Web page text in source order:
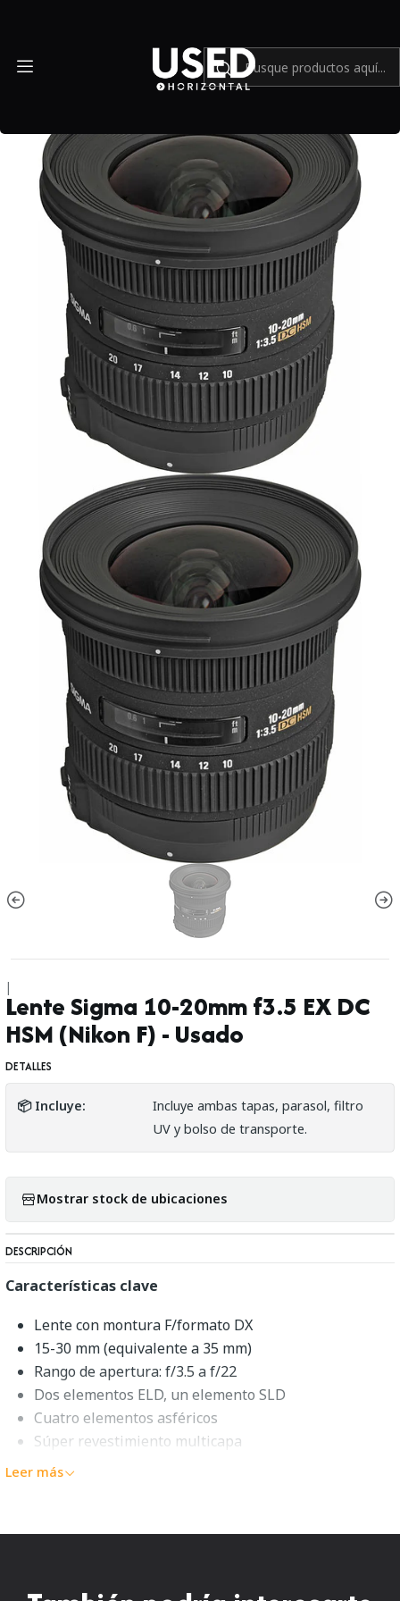
|
Lente Sigma 10-20mm f3.5 EX DC
HSM (Nikon F) - Usado
DETALLES
📦 Incluye:
Incluye ambas tapas, parasol, filtro
UV y bolso de transporte.
Mostrar stock de ubicaciones
DESCRIPCIÓN
Características clave
Lente con montura F/formato DX
15-30 mm (equivalente a 35 mm)
Rango de apertura: f/3.5 a f/22
Dos elementos ELD, un elemento SLD
Cuatro elementos asféricos
Súper revestimiento multicapa
Sistema AF de motor hipersónico
Sigma 10-20 mm f/3.5 EX CC
Cubriendo un rango ultra amplio flexible, el Nikon F-
Leer más